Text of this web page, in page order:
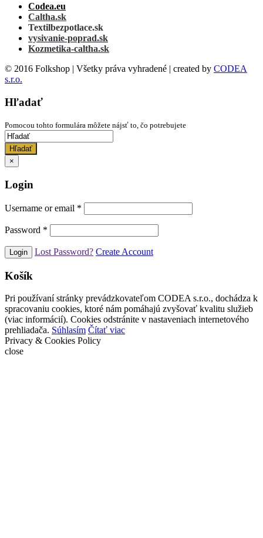
Codea.eu
Caltha.sk
Textilbezpotlace.sk
vysivanie-poprad.sk
Kozmetika-caltha.sk
© 2016 Folkshop | Všetky práva vyhradené | created by CODEA
s.r.o.
Hľadať
Pomocou tohto formulára môžete nájsť to, čo potrebujete
Hľadať
×
Login
Username or email *
Password *
Lost Password? Create Account
Košík
Pri používaní stránky prevádzkovateľom CODEA s.r.o., dochádza k
spracovaniu cookies, ktoré nám pomáhajú zvyšovať kvalitu služieb
(viac informácií). Cookies odstránite v nastaveniach internetového
prehliadača. Súhlasím Čítať viac
Privacy & Cookies Policy
close